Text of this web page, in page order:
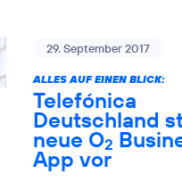
29. September 2017
ALLES AUF EINEN BLICK:
Telefónica
Deutschland
neue O2
App vor